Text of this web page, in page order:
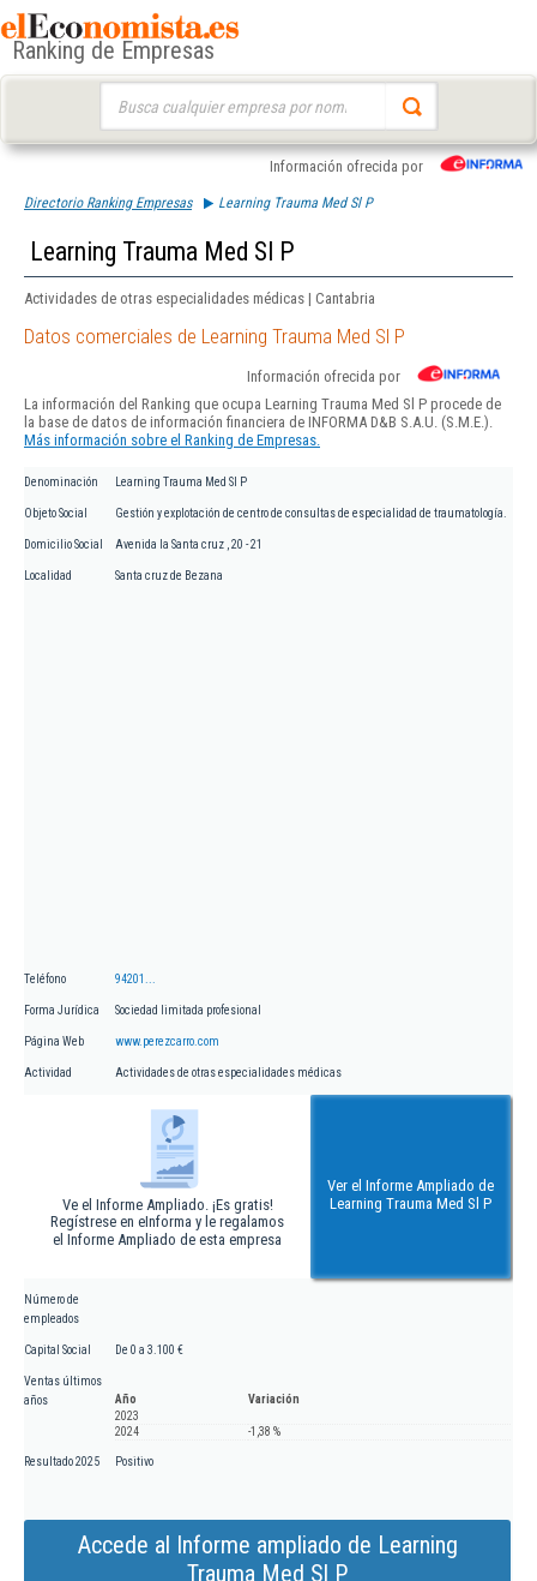
Ranking de Empresas
Información ofrecida por
Directorio Ranking Empresas Learning Trauma Med Sl P
Learning Trauma Med Sl P
Actividades de otras especialidades médicas | Cantabria
Datos comerciales de Learning Trauma Med Sl P
Información ofrecida por
La información del Ranking que ocupa Learning Trauma Med Sl P procede de
la base de datos de información financiera de INFORMA D&B S.A.U. (S.M.E.).
Más información sobre el Ranking de Empresas.
Denominación Learning Trauma Med Sl P
Objeto Social Gestión y explotación de centro de consultas de especialidad de traumatología.
Domicilio Social Avenida la Santa cruz , 20 - 21
Localidad Santa cruz de Bezana
Teléfono 94201...
Forma Jurídica Sociedad limitada profesional
Página Web www.perezcarro.com
Actividad Actividades de otras especialidades médicas
Ve el Informe Ampliado. ¡Es gratis!
Regístrese en eInforma y le regalamos
el Informe Ampliado de esta empresa
Ver el Informe Ampliado de
Learning Trauma Med Sl P
Número de
empleados
Capital Social De 0 a 3.100 €
Ventas últimos
años
Año
Variación
2023
2024
-1,38 %
Resultado 2025 Positivo
Accede al Informe ampliado de Learning
Trauma Med Sl P